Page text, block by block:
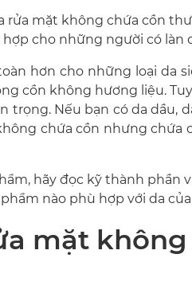
rửa mặt không chứa cồn
cho những người có làn
hơn cho những loại da
cồn không hương liệu.
trọng. Nếu bạn có da dầu,
chứa cồn nhưng chứa
hãy đọc kỹ thành phần
nào phù hợp với da
mặt